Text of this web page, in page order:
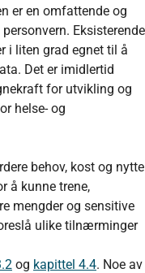
er en omfattende og
Eksisterende
i liten grad egnet til å
Det er imidlertid
for utvikling og
helse- og
behov, kost og nytte
å kunne trene,
mengder og sensitive
ulike tilnærminger
og kapittel 4.4. Noe av